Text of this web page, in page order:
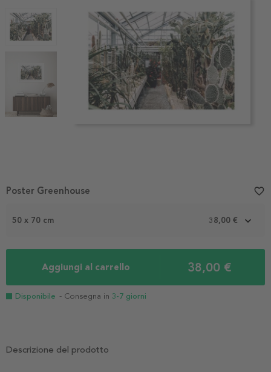
1
50 x 70 cm 38,00 €
Aggiungi al carrello 38,00 €
Disponibile - Consegna in 3-7 giorni
Poster Greenhouse favorite_border
Descrizione del prodotto